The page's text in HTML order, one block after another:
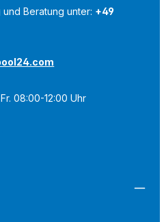
Beratung unter: +49
08:00-12:00 Uhr